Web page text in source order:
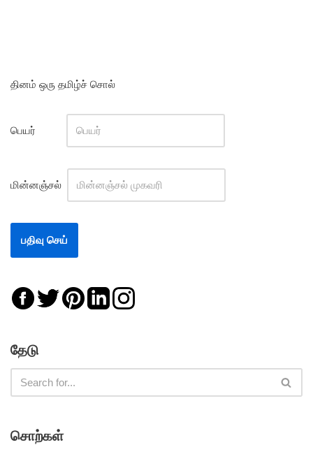
தினம் ஒரு தமிழ்ச் சொல்
பெயர்
மின்னஞ்சல்
தேடு
சொற்கள்